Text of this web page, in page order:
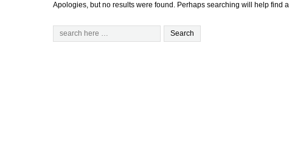
Apologies, but no results were found. Perhaps searching will help find